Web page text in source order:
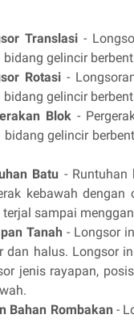
Translasi -
bidang gelincir
Rotasi-
bidang gelincir
Blok-
bidang gelincir
Batu -
kebawah
terjal sampai
Tanah - Longsor
dan halus. Longsor
jenis rayapan,
Bahan Rombakan -